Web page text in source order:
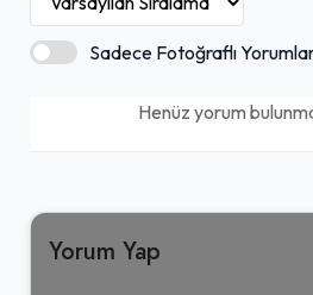
Sadece Fotoğraflı
Henüz yorum
Yorum Yap